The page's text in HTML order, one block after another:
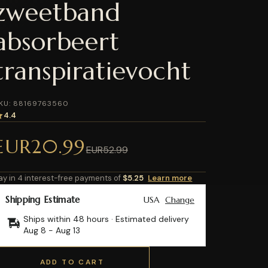
88169763560
4.4
EUR52.99
in 4 interest-free payments of $5.25 Learn more
Shipping Estimate USA Change
Ships within 48 hours · Estimated delivery
Aug 8 -Aug 13
ADD TO CART